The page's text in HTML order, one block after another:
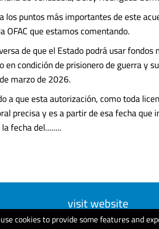
cookies to provide some features and
los puntos más importantes de este
OFAC que estamos comentando.
de que el Estado podrá usar fondos
en condición de prisionero de guerra y
marzo de 2026.
a que esta autorización, como toda
precisa y es a partir de esa fecha que
fecha del........
visit website